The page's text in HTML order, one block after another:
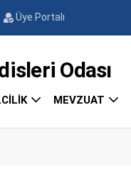
Üye Portalı
Odası
MEVZUAT